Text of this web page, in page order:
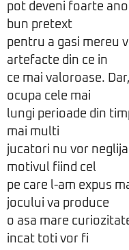
pot deveni foarte
bun pretext
pentru a gasi mereu
artefacte din ce in
ce mai valoroase.
ocupa cele mai
lungi perioade din
mai multi
jucatori nu vor
motivul fiind cel
pe care l-am expus
jocului va produce
o asa mare
incat toti vor fi